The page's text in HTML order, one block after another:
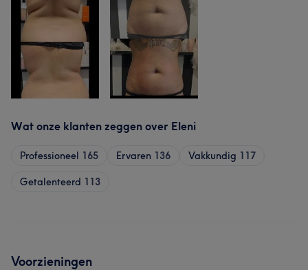
Wat onze klanten zeggen over Eleni
Professioneel 165 Ervaren 136 Vakkundig 117
Getalenteerd 113
Voorzieningen